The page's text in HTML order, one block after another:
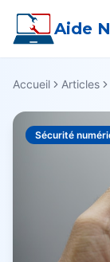
Aide
Accueil Articles
Sécurité